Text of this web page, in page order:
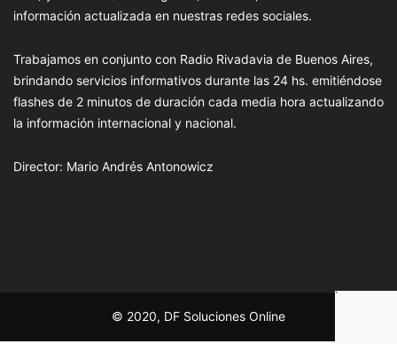
información actualizada en nuestras redes sociales.
Trabajamos en conjunto con Radio Rivadavia de Buenos Aires,
brindando servicios informativos durante las 24 hs. emitiéndose
flashes de 2 minutos de duración cada media hora actualizando
la información internacional y nacional.
Director: Mario Andrés Antonowicz
© 2020, DF Soluciones Online